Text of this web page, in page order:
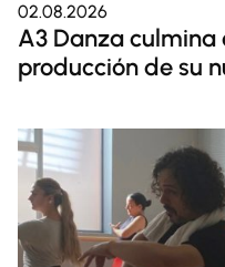
A3 Danza culmina
producción de su
02.08.2026